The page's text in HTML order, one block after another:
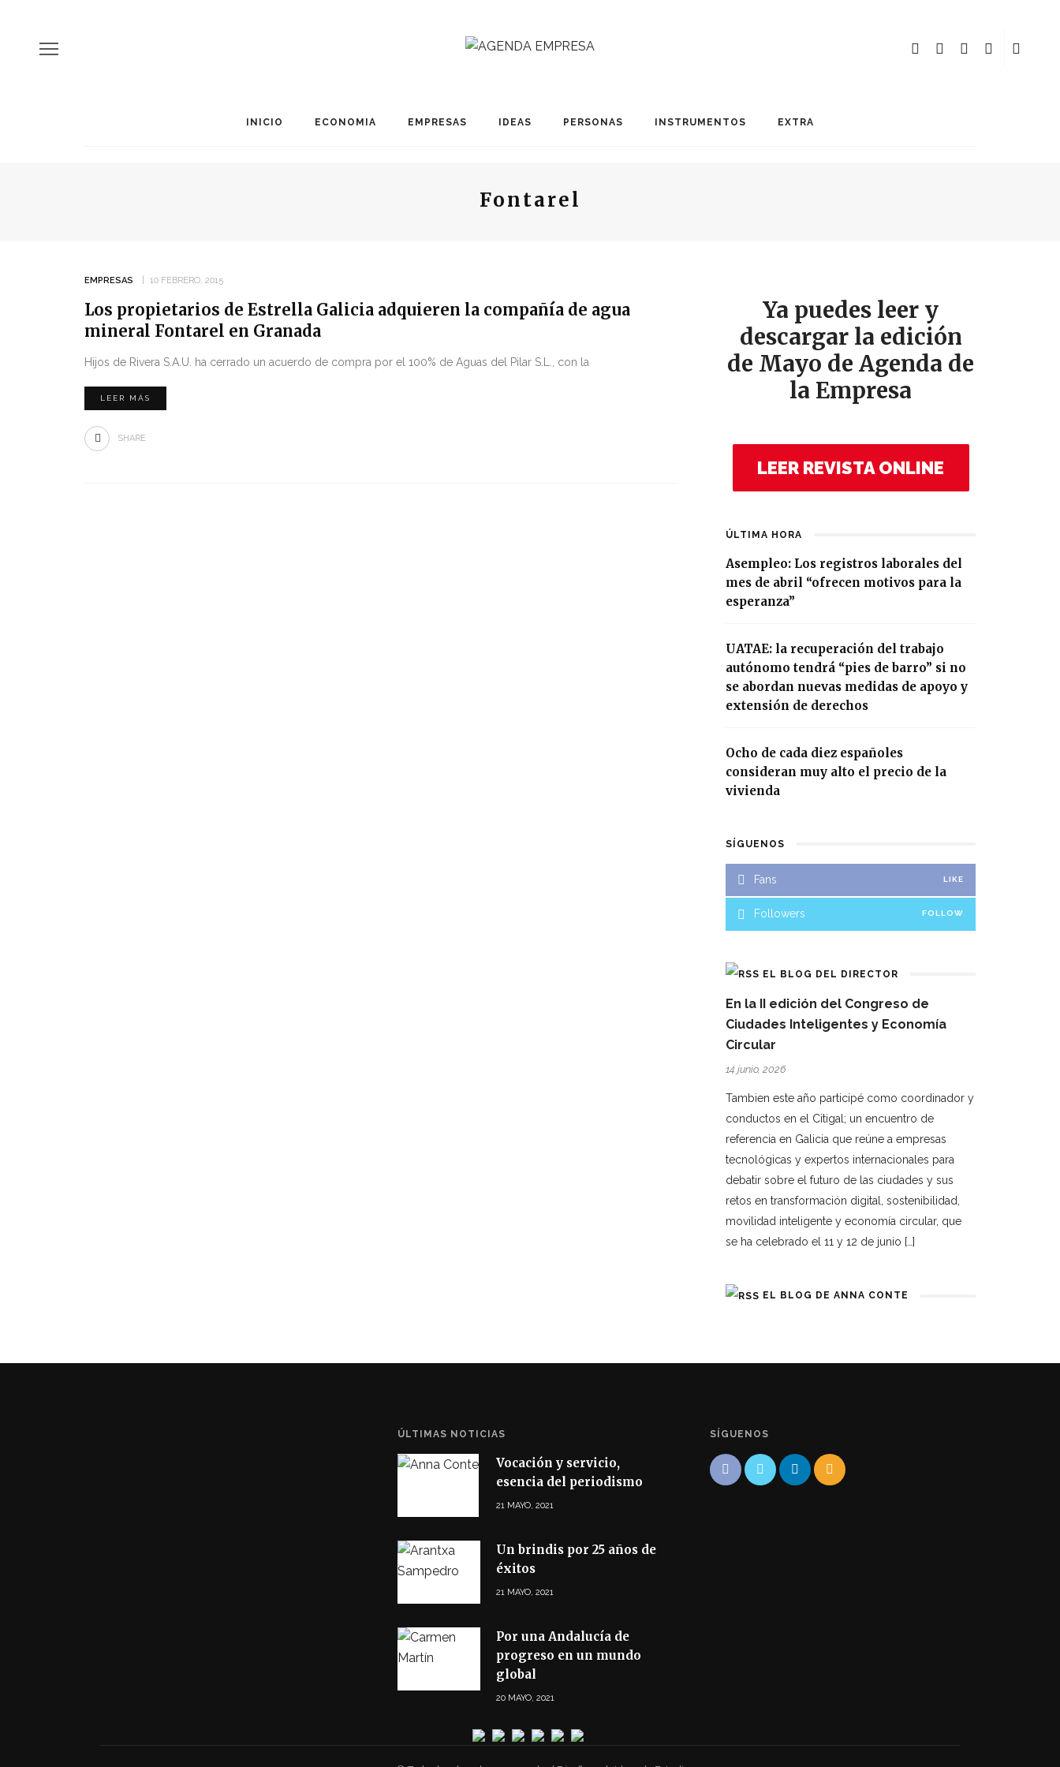
INICIO ECONOMIA EMPRESAS IDEAS PERSONAS INSTRUMENTOS EXTRA
Fontarel
EMPRESAS 10 FEBRERO, 2015
Los propietarios de Estrella Galicia adquieren la compañía de agua
mineral Fontarel en Granada
Hijos de Rivera S.A.U. ha cerrado un acuerdo de compra por el 100% de Aguas del Pilar S.L., con la
LEER MÁS
SHARE
Ya puedes leer y
descargar la edición
de Mayo de Agenda de
la Empresa
LEER REVISTA ONLINE
ÚLTIMA HORA
Asempleo: Los registros laborales del
mes de abril “ofrecen motivos para la
esperanza”
UATAE: la recuperación del trabajo
autónomo tendrá “pies de barro” si no
se abordan nuevas medidas de apoyo y
extensión de derechos
Ocho de cada diez españoles
consideran muy alto el precio de la
vivienda
SÍGUENOS
Fans LIKE
Followers FOLLOW
EL BLOG DEL DIRECTOR
En la II edición del Congreso de
Ciudades Inteligentes y Economía
Circular
14 junio, 2026
Tambien este año participé como coordinador y
conductos en el Citigal; un encuentro de
referencia en Galicia que reúne a empresas
tecnológicas y expertos internacionales para
debatir sobre el futuro de las ciudades y sus
retos en transformación digital, sostenibilidad,
movilidad inteligente y economía circular, que
se ha celebrado el 11 y 12 de junio […]
EL BLOG DE ANNA CONTE
ÚLTIMAS NOTICIAS
Vocación y servicio,
esencia del periodismo
21 MAYO, 2021
Un brindis por 25 años de
éxitos
21 MAYO, 2021
Por una Andalucía de
progreso en un mundo
global
20 MAYO, 2021
SÍGUENOS